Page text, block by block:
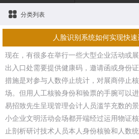
分类列表
人脸识别系统如何实现快速
现在，有很多在举行一些大型企业活动或
出入口处需要提供健康码，邀请函或身份
措施是对参与人数停止统计，对展商停止
场。但用人工核验身份和验票的手腕可以
易招致先生呈现管理会计人员滥竽充数的
小企业文明活动会场都开端经过运用物证
止剖析研讨技术人员本人身份核验和人数